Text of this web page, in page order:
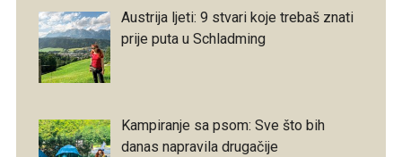
Austrija ljeti: 9 stvari koje trebaš znati
prije puta u Schladming
Kampiranje sa psom: Sve što bih
danas napravila drugačije